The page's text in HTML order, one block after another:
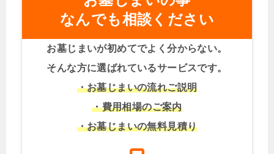
なんでも相談ください
お墓じまいが初めてでよく分からない。
そんな方に選ばれているサービスです。
・お墓じまいの流れご説明
・費用相場のご案内
・お墓じまいの無料見積り